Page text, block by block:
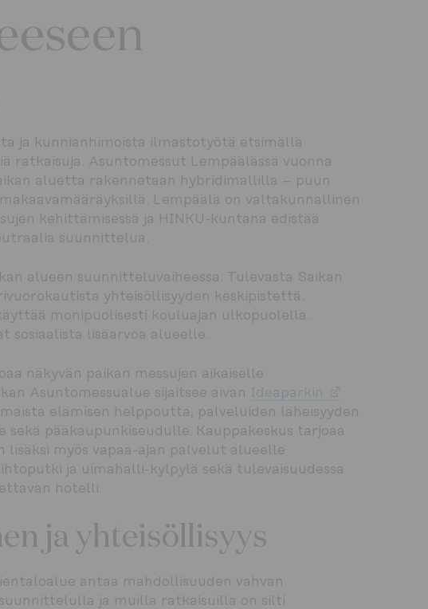
ja kunnianhimoista ilmastotyötä etsimällä
ratkaisuja. Asuntomessut Lempäälässä vuonna
aluetta rakennetaan hybridimallilla – puun
Lempäälä on valtakunnallinen
kehittämisessä ja HINKU-kuntana edistää
suunnittelua.
alueen suunnitteluvaiheessa. Tulevasta Saikan
yhteisöllisyyden keskipistettä.
monipuolisesti kouluajan ulkopuolella.
sosiaalista lisäarvoa alueelle.
näkyvän paikan messujen aikaiselle
Asuntomessualue sijaitsee aivan Ideaparkin
elämisen helppoutta, palveluiden läheisyyden
pääkaupunkiseudulle. Kauppakeskus tarjoaa
lisäksi myös vapaa-ajan palvelut alueelle
ja uimahalli-kylpylä sekä tulevaisuudessa
hotelli.
ja yhteisöllisyys
antaa mahdollisuuden vahvan
ja muilla ratkaisuilla on silti